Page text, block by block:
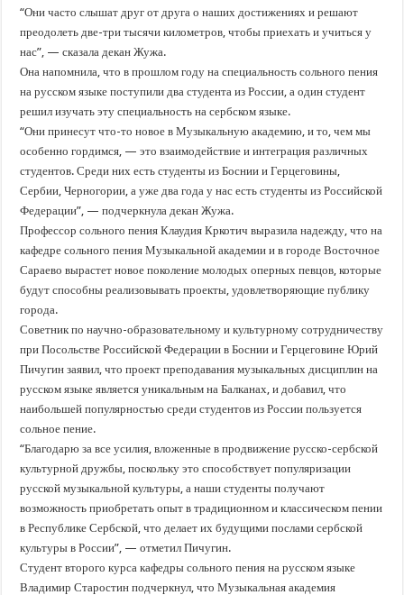
“Они часто слышат друг от друга о наших достижениях и решают
преодолеть две-три тысячи километров, чтобы приехать и учиться у
нас”, — сказала декан Жужа.
Она напомнила, что в прошлом году на специальность сольного пения
на русском языке поступили два студента из России, а один студент
решил изучать эту специальность на сербском языке.
“Они принесут что-то новое в Музыкальную академию, и то, чем мы
особенно гордимся, — это взаимодействие и интеграция различных
студентов. Среди них есть студенты из Боснии и Герцеговины,
Сербии, Черногории, а уже два года у нас есть студенты из Российской
Федерации”, — подчеркнула декан Жужа.
Профессор сольного пения Клаудия Кркотич выразила надежду, что на
кафедре сольного пения Музыкальной академии и в городе Восточное
Сараево вырастет новое поколение молодых оперных певцов, которые
будут способны реализовывать проекты, удовлетворяющие публику
города.
Советник по научно-образовательному и культурному сотрудничеству
при Посольстве Российской Федерации в Боснии и Герцеговине Юрий
Пичугин заявил, что проект преподавания музыкальных дисциплин на
русском языке является уникальным на Балканах, и добавил, что
наибольшей популярностью среди студентов из России пользуется
сольное пение.
“Благодарю за все усилия, вложенные в продвижение русско-сербской
культурной дружбы, поскольку это способствует популяризации
русской музыкальной культуры, а наши студенты получают
возможность приобретать опыт в традиционном и классическом пении
в Республике Сербской, что делает их будущими послами сербской
культуры в России”, — отметил Пичугин.
Студент второго курса кафедры сольного пения на русском языке
Владимир Старостин подчеркнул, что Музыкальная академия